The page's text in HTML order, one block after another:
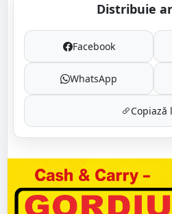
Distribuie
Facebook
WhatsApp
Copiază